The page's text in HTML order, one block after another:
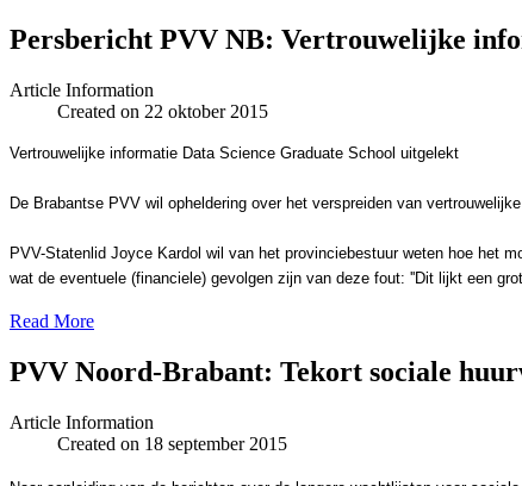
Article Information
Created on 22 oktober 2015
Vertrouwelijke informatie Data Science Graduate School uitgelekt
De Brabantse PVV wil opheldering over het verspreiden van
PVV-Statenlid Joyce Kardol wil van het provinciebestuur weten hoe het
wat de eventuele (financiele) gevolgen zijn van deze fout: ''Dit lijkt een
Read More
PVV Noord-Brabant: Tekort sociale
Article Information
Created on 18 september 2015